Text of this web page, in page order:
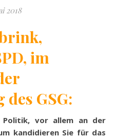
2018
im
GSG:
kandidieren Sie für das